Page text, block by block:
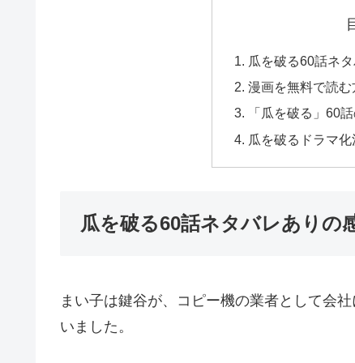
瓜を破る60話ネ
漫画を無料で読む
「瓜を破る」60
瓜を破るドラマ
瓜を破る60話ネタバレありの
まい子は鍵谷が、コピー機の業者として会
いました。